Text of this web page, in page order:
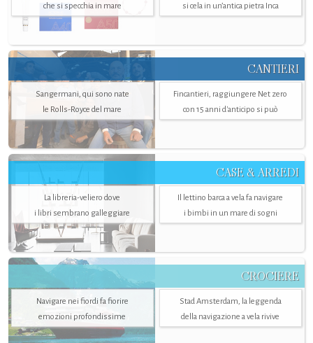
che si specchia in mare
si cela in un’antica pietra Inca
CANTIERI
Sangermani, qui sono nate
le Rolls-Royce del mare
Fincantieri, raggiungere Net zero
con 15 anni d'anticipo si può
CASE & ARREDI
La libreria-veliero dove
i libri sembrano galleggiare
Il lettino barca a vela fa navigare
i bimbi in un mare di sogni
CROCIERE
Navigare nei fiordi fa fiorire
emozioni profondissime
Stad Amsterdam, la leggenda
della navigazione a vela rivive